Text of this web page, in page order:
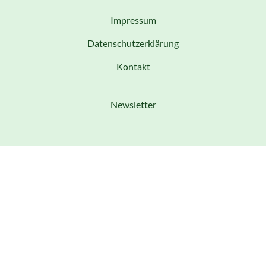
Impressum
Datenschutzerklärung
Kontakt
Newsletter